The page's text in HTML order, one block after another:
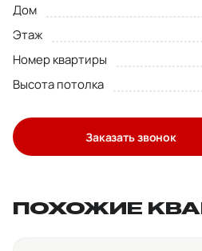
Дом
Этаж
Номер квартиры
Высота потолка
Заказать звонок
ПОХОЖИЕ